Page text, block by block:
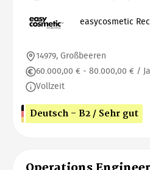
easycosmetic
14979, Großbeeren
60.000,00 € - 80.000,00 € /
Vollzeit
Deutsch - B2 / Sehr gut